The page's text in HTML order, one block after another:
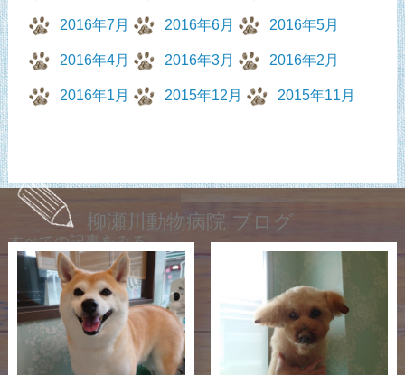
2016年7月 2016年6月 2016年5月
2016年4月 2016年3月 2016年2月
2016年1月 2015年12月 2015年11月
柳瀬川動物病院 ブログ
すべての記事をみる